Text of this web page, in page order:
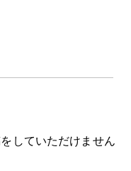
していただけません